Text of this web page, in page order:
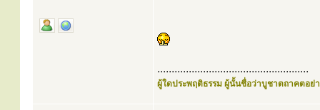
.....................................................
ผู้ใดประพฤติธรรม ผู้นั้นชื่อว่าบูชาตถาคตอย่า